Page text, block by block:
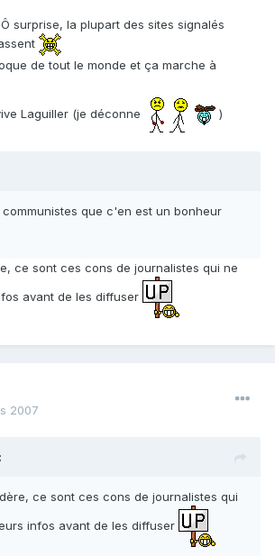
surprise, la plupart des sites signalés
de tout le monde et ça marche à
Laguiller (je déconne
)
que c'en est un bonheur
ce sont ces cons de journalistes qui ne
avant de les diffuser
2007
ce sont ces cons de journalistes qui
infos avant de les diffuser